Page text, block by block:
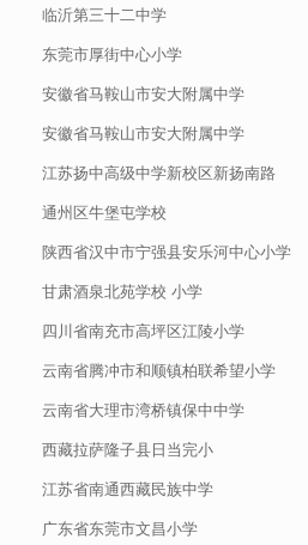
临沂第三十二中学
东莞市厚街中心小学
安徽省马鞍山市安大附属中学
安徽省马鞍山市安大附属中学
江苏扬中高级中学新校区新扬南路
通州区牛堡屯学校
陕西省汉中市宁强县安乐河中心小学
甘肃酒泉北苑学校 小学
四川省南充市高坪区江陵小学
云南省腾冲市和顺镇柏联希望小学
云南省大理市湾桥镇保中中学
西藏拉萨隆子县日当完小
江苏省南通西藏民族中学
广东省东莞市文昌小学